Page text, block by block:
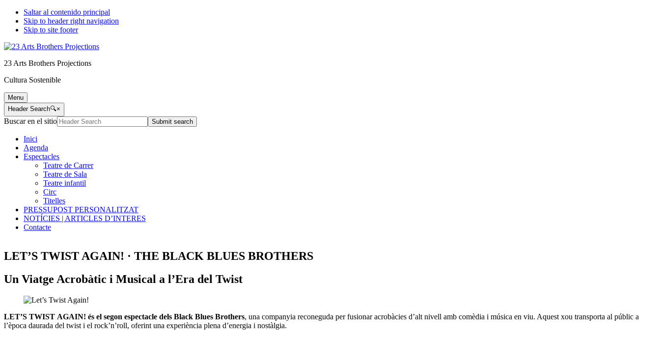
Saltar al contenido principal
Skip to header right navigation
Skip to site footer
23 Arts Brothers Projections
Cultura Sostenible
Menu
Header Search🔍×
Buscar en el sitio Submit search
Inici
Agenda
Espectacles
Teatre de Carrer
Teatre de Sala
Teatre infantil
Circ
Titelles
PRESSUPOST PERSONALITZAT
NOTÍCIES | ARTICLES D’INTERES
Contacte
LET’S TWIST AGAIN! · THE BLACK BLUES BROTHERS
Un Viatge Acrobàtic i Musical a l’Era del Twist
LET’S TWIST AGAIN! és el segon espectacle dels Black Blues Brothers, una companyia reconeguda per fusionar acrobàcies d’alt nivell amb comèdia i música en viu. Aquest xou transporta al públic a
l’època daurada del twist i el rock’n’roll, oferint una experiència plena d’energia i nostàlgia.